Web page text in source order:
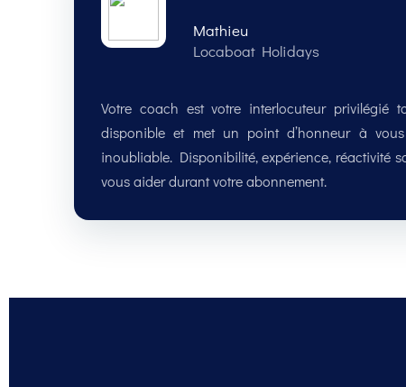
Mathieu
Locaboat Holidays
Votre coach est votre interlocuteur privilégié
disponible et met un point d’honneur à
inoubliable. Disponibilité, expérience, réactivité
vous aider durant votre abonnement.